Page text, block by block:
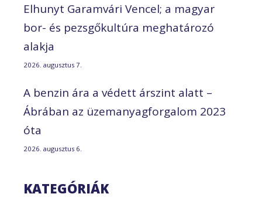
Elhunyt Garamvári Vencel; a magyar
bor- és pezsgőkultúra meghatározó
alakja
2026. augusztus 7.
A benzin ára a védett árszint alatt –
Ábrában az üzemanyagforgalom 2023
óta
2026. augusztus 6.
KATEGÓRIÁK